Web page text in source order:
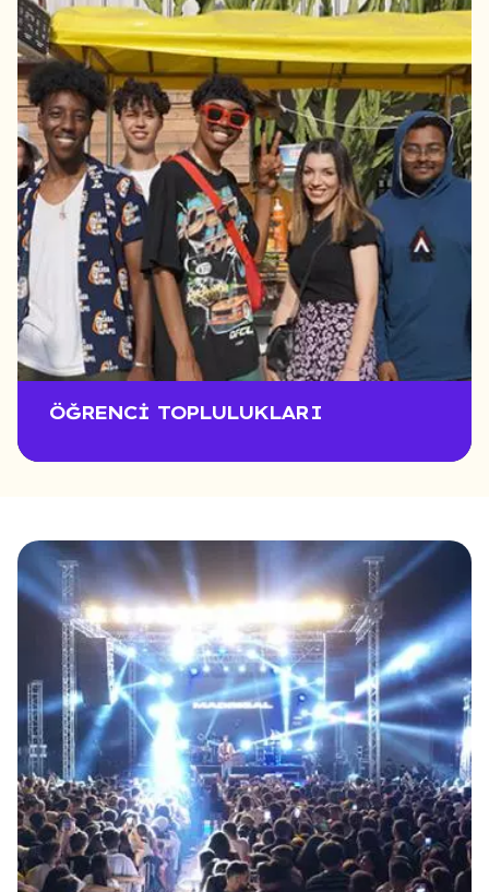
ÖĞRENCI TOPLULUKLARI